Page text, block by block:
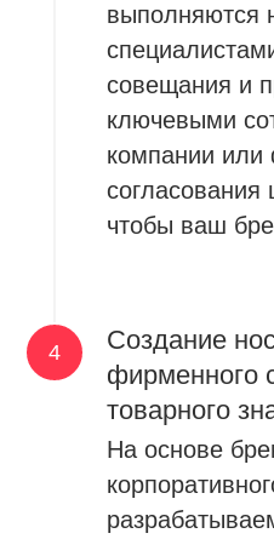
выполняются
совещания и
ключевыми
компании
чтобы ваш
Создание
фирменного
товарного
На основе